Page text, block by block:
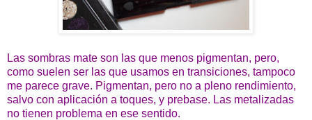
Las sombras mate son las que menos pigmentan, pero,
como suelen ser las que usamos en transiciones, tampoco
me parece grave. Pigmentan, pero no a pleno rendimiento,
salvo con aplicación a toques, y prebase. Las metalizadas
no tienen problema en ese sentido.